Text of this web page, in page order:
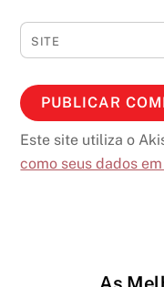
SITE
Este site utiliza o
como seus dados